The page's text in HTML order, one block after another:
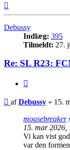
Debussy
Indlæg: 395
Tilmeldt: 27.
Re: SL R23:
Indlæg
afDebussy » 15.
mousebreaker
15. mar 2026,
Vi kan vist
var den